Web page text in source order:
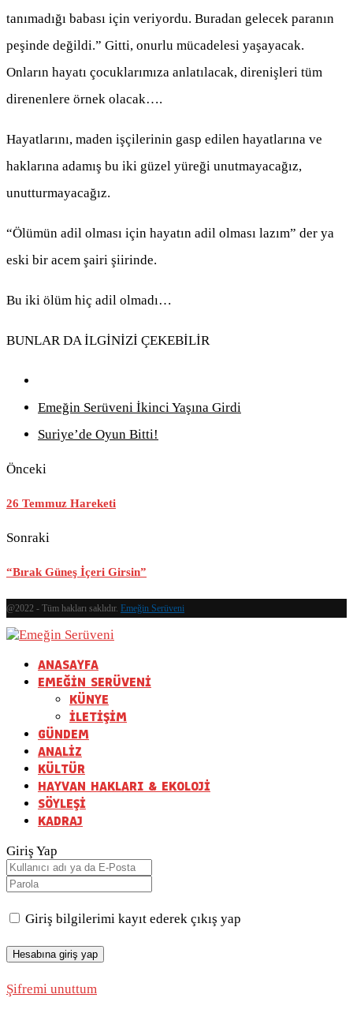
tanımadığı babası için veriyordu. Buradan gelecek paranın
peşinde değildi.” Gitti, onurlu mücadelesi yaşayacak.
Onların hayatı çocuklarımıza anlatılacak, direnişleri tüm
direnenlere örnek olacak….
Hayatlarını, maden işçilerinin gasp edilen hayatlarına ve
haklarına adamış bu iki güzel yüreği unutmayacağız,
unutturmayacağız.
“Ölümün adil olması için hayatın adil olması lazım” der ya
eski bir acem şairi şiirinde.
Bu iki ölüm hiç adil olmadı…
BUNLAR DA İLGİNİZİ ÇEKEBİLİR
Emeğin Serüveni İkinci Yaşına Girdi
Suriye’de Oyun Bitti!
Önceki
26 Temmuz Hareketi
Sonraki
“Bırak Güneş İçeri Girsin”
@2022 - Tüm hakları saklıdır. Emeğin Serüveni
ANASAYFA
EMEĞİN SERÜVENİ
KÜNYE
İLETİŞİM
GÜNDEM
ANALİZ
KÜLTÜR
HAYVAN HAKLARI & EKOLOJİ
SÖYLEŞİ
KADRAJ
Giriş Yap
Giriş bilgilerimi kayıt ederek çıkış yap
Şifremi unuttum